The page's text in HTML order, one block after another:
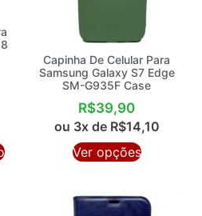
Capinha De Celular Para
Samsung Galaxy S7 Edge
SM-G935F Case
R$39,90
ou 3x de R$14,10
Ver opções